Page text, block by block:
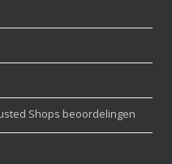
Shops beoordelingen